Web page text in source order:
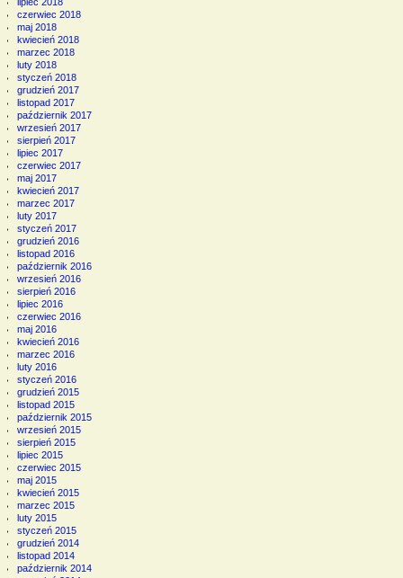
lipiec 2018
czerwiec 2018
maj 2018
kwiecień 2018
marzec 2018
luty 2018
styczeń 2018
grudzień 2017
listopad 2017
październik 2017
wrzesień 2017
sierpień 2017
lipiec 2017
czerwiec 2017
maj 2017
kwiecień 2017
marzec 2017
luty 2017
styczeń 2017
grudzień 2016
listopad 2016
październik 2016
wrzesień 2016
sierpień 2016
lipiec 2016
czerwiec 2016
maj 2016
kwiecień 2016
marzec 2016
luty 2016
styczeń 2016
grudzień 2015
listopad 2015
październik 2015
wrzesień 2015
sierpień 2015
lipiec 2015
czerwiec 2015
maj 2015
kwiecień 2015
marzec 2015
luty 2015
styczeń 2015
grudzień 2014
listopad 2014
październik 2014